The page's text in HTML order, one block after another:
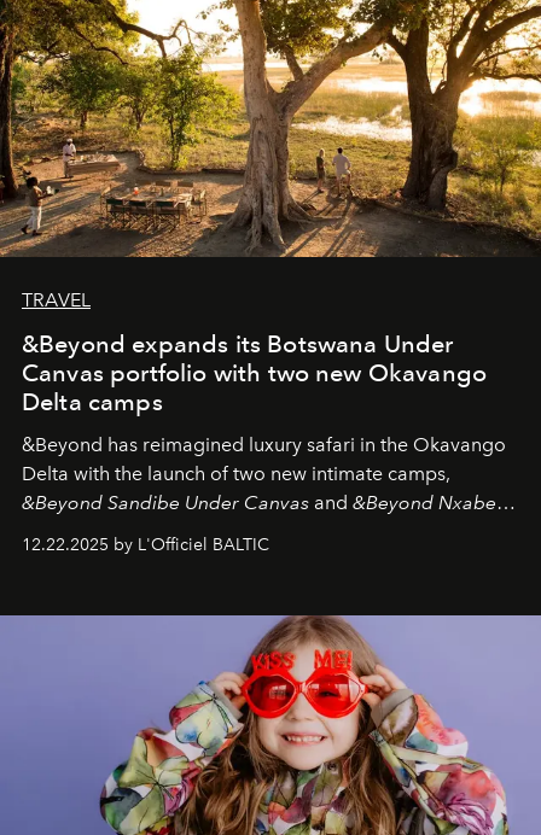
look "Olivante".
TRAVEL
&Beyond expands its Botswana Under
Canvas portfolio with two new Okavango
Delta camps
&Beyond has reimagined luxury safari in the Okavango
Delta with the launch of two new intimate camps,
&Beyond Sandibe Under Canvas and &Beyond Nxabega
Under Canvas
. Together with the newly refurbished
&Beyond Chobe Under Canvas
iconic wild places, a journey offering a rare combination
of adventure, intimacy, and sustainability.
is not a lodge — it’s the wild, felt, heard,
and breathed — an experience where comfort and
wilderness merge so completely that you become part
12.22.2025 by L'Officiel BALTIC